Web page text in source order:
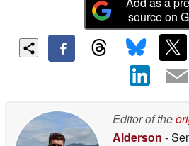
source on
Editor of the
Alderson -